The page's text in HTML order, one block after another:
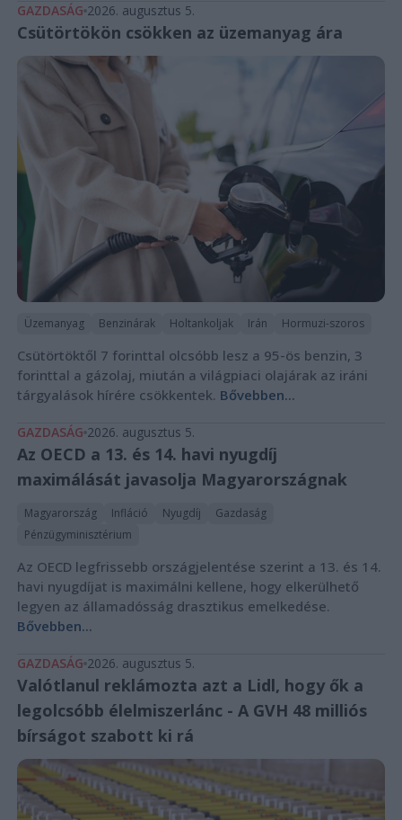
GAZDASÁG 2026. augusztus 5.
Csütörtökön csökken az üzemanyag ára
Üzemanyag Benzinárak Holtankoljak Irán Hormuzi-szoros
Csütörtöktől 7 forinttal olcsóbb lesz a 95-ös benzin, 3
forinttal a gázolaj, miután a világpiaci olajárak az iráni
tárgyalások hírére csökkentek. Bővebben...
GAZDASÁG 2026. augusztus 5.
Az OECD a 13. és 14. havi nyugdíj
maximálását javasolja Magyarországnak
Magyarország Infláció Nyugdíj
Gazdaság
Pénzügyminisztérium
Az OECD legfrissebb országjelentése szerint a 13. és 14.
havi nyugdíjat is maximálni kellene, hogy elkerülhető
legyen az államadósság drasztikus emelkedése.
Bővebben...
GAZDASÁG 2026. augusztus 5.
Valótlanul reklámozta azt a Lidl, hogy ők a
legolcsóbb élelmiszerlánc - A GVH 48 milliós
bírságot szabott ki rá